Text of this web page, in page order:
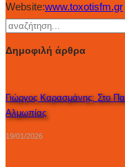
Website:www.toxotisfm.gr
Δημοφιλή άρθρα
Γιώργος Καρασμάνης: Στο
Αλμωπίας
19/01/2026